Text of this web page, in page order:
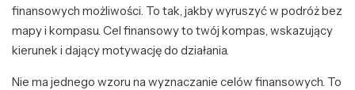
finansowych możliwości. To tak, jakby wyruszyć w podróż bez
mapy i kompasu. Cel finansowy to twój kompas, wskazujący
kierunek i dający motywację do działania.
Nie ma jednego wzoru na wyznaczanie celów finansowych. To